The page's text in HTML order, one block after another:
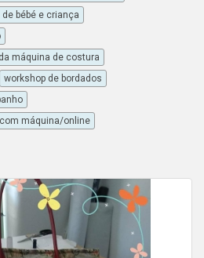
bébé e criança
máquina de costura
workshop de bordados
máquina/online